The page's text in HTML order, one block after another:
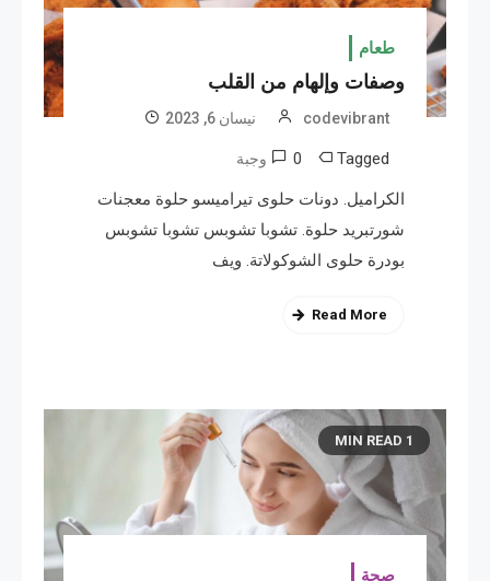
طعام
وصفات وإلهام من القلب
نیسان 6, 2023 codevibrant
0 Tagged وجبة
الكراميل. دونات حلوى تيراميسو حلوة معجنات
شورتبريد حلوة. تشوبا تشوبس تشوبا تشوبس
بودرة حلوى الشوكولاتة. ويف
Read More
1 MIN READ
صحة